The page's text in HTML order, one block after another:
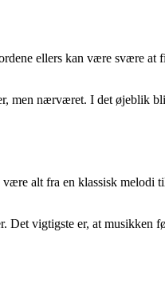
ellers kan være svære
men nærværet. I det øjeblik
alt fra en klassisk melodi
vigtigste er, at musikken